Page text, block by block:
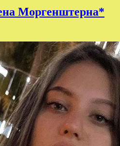
Моргенштерна*